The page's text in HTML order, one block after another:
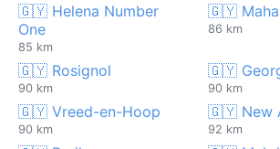
🇬🇾 Helena Number
One
85 km
🇬🇾
86 km
🇬🇾 Rosignol
90 km
🇬🇾
90 km
🇬🇾 Vreed-en-Hoop
90 km
🇬🇾 New
92 km